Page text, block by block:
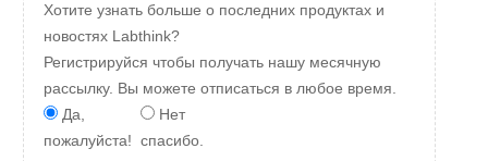
Хотите узнать больше о последних продуктах и
новостях Labthink?
Регистрируйся чтобы получать нашу месячную
рассылку. Вы можете отписаться в любое время.
Да,
пожалуйста!
Нет
спасибо.